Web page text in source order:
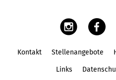
Kontakt Stellenangebote
Links